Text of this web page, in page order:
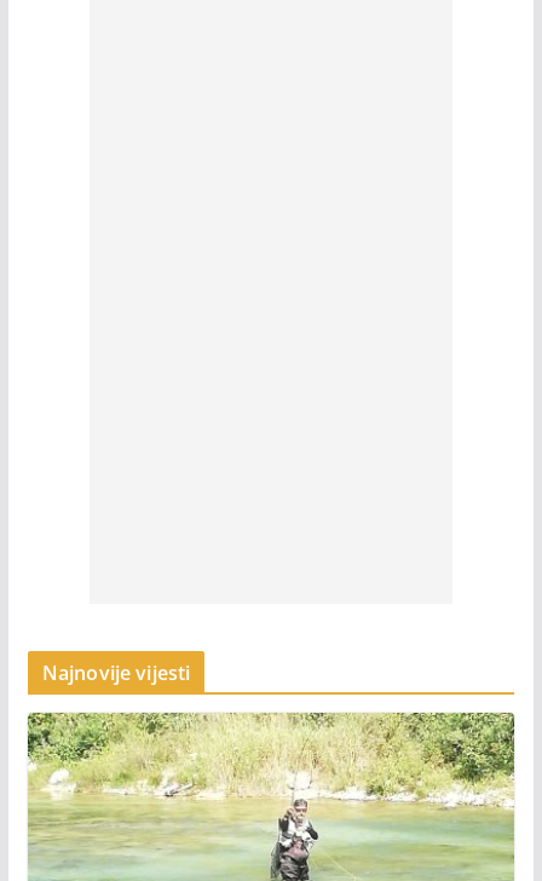
Najnovije vijesti